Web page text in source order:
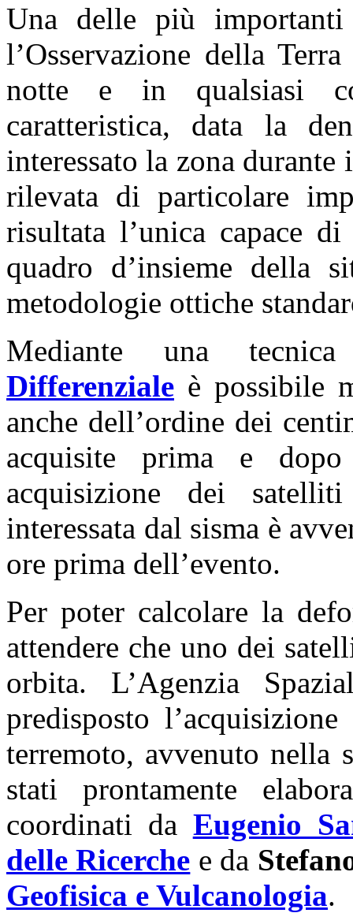
Una delle più
l’Osservazione della
notte e in qualsiasi
caratteristica, data la
interessato la zona
rilevata di particolare
risultata l’unica capace
quadro d’insieme della
metodologie ottiche
Mediante una
Differenziale è possibile
anche dell’ordine dei
acquisite prima e
acquisizione dei
interessata dal sisma è
ore prima dell’evento.
Per poter calcolare la
attendere che uno dei
orbita. L’Agenzia
predisposto
terremoto, avvenuto nella
stati prontamente
coordinati da Eugenio
delle Ricerche e da
Geofisica e Vulcanologia.